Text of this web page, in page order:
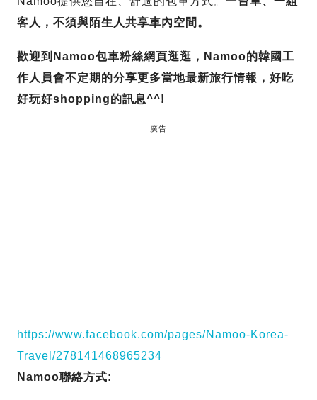
客人，不須與陌生人共享車內空間。
歡迎到Namoo包車粉絲網頁逛逛，Namoo的韓國工
作人員會不定期的分享更多當地最新旅行情報，好吃
好玩好shopping的訊息^^!
廣告
https://www.facebook.com/pages/Namoo-Korea-
Travel/278141468965234
Namoo聯絡方式: